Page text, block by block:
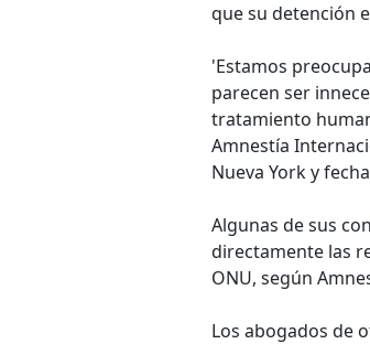
que su detención
'Estamos
parecen ser
tratamiento
Amnestía
Nueva York y
Algunas de sus
directamente las
ONU, según
Los abogados de